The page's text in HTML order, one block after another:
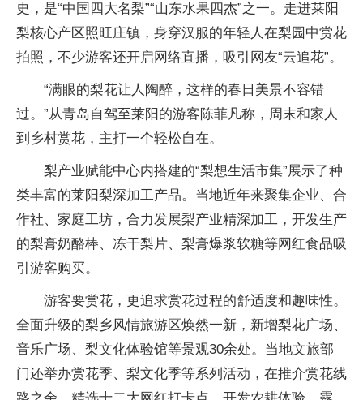
史，是“中国四大名梨”“山东水果四杰”之一。走进莱阳
梨核心产区照旺庄镇，身穿汉服的年轻人在梨园中赏花
拍照，不少游客还开启网络直播，吸引网友“云追花”。
“满眼的梨花让人陶醉，这样的春日美景不容错
过。”从青岛自驾至莱阳的游客陈菲凡称，周末和家人
到乡村赏花，主打一个轻松自在。
梨产业赋能中心内搭建的“梨想生活市集”展示了种
类丰富的莱阳梨深加工产品。当地近年来聚集企业、合
作社、家庭工坊，合力发展梨产业精深加工，开发生产
的梨膏奶酪棒、冻干梨片、梨膏爆浆软糖等网红食品吸
引游客购买。
游客要赏花，更追求赏花过程的舒适度和趣味性。
全面升级的梨乡风情旅游区焕然一新，新增梨花广场、
音乐广场、梨文化体验馆等景观30余处。当地文旅部
门还举办赏花季、梨文化季等系列活动，在推介赏花线